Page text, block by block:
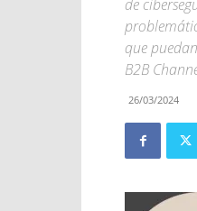
de
que
B2B
26/03/2024